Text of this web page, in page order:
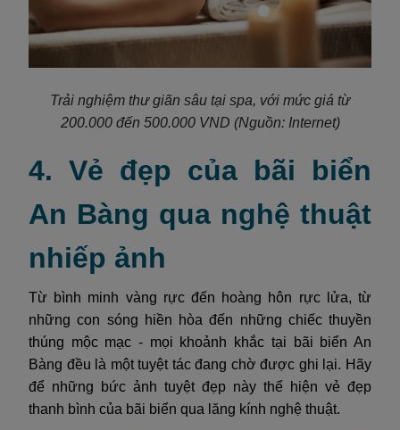
Trải nghiệm thư giãn sâu tại spa, với mức giá từ
200.000 đến 500.000 VND (Nguồn: Internet)
4. Vẻ đẹp của bãi biển
An Bàng qua nghệ thuật
nhiếp ảnh
Từ bình minh vàng rực đến hoàng hôn rực lửa, từ
những con sóng hiền hòa đến những chiếc thuyền
thúng mộc mạc - mọi khoảnh khắc tại bãi biển An
Bàng đều là một tuyệt tác đang chờ được ghi lại. Hãy
để những bức ảnh tuyệt đẹp này thể hiện vẻ đẹp
thanh bình của bãi biển qua lăng kính nghệ thuật.